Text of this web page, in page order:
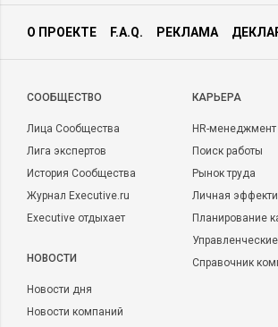
О ПРОЕКТЕ F.A.Q. РЕКЛАМА
CООБЩЕСТВО
Лица Сообщества
Лига экспертов
История Сообщества
Журнал Executive.ru
Executive отдыхает
НОВОСТИ
Новости дня
Новости компаний
КАРЬЕРА
HR-менеджмент
Поиск работы
Рынок труда
Личная
Планирование
Справочник